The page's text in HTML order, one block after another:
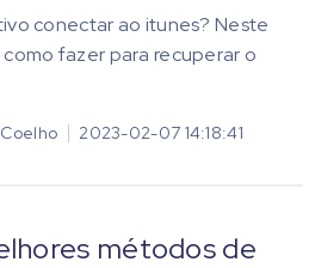
conectar ao itunes? Neste
fazer para recuperar o
2023-02-07 14:18:41
métodos de